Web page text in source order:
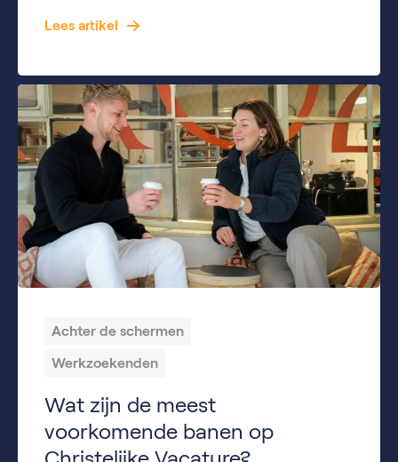
Lees artikel
Achter de schermen
Werkzoekenden
Wat zijn de meest
voorkomende banen op